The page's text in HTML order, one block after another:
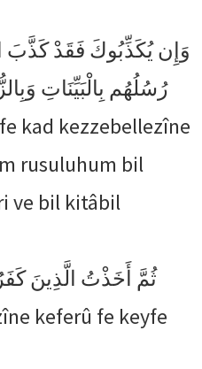
وَإِن يُكَذِّبُوكَ فَقَدْ كَذَّبَ
رُسُلُهُم بِالْبَيِّنَاتِ
kad kezzebellezîne
rusuluhum bil
ve bil kitâbil
ثُمَّ أَخَذْتُ الَّذِينَ
keferû fe keyfe